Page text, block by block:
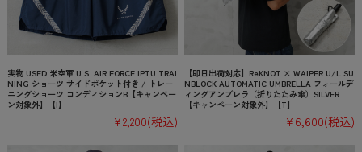
実物 USED 米空軍 U.S. AIR FORCE IPTU TRAI
NING ショーツ サイドポケット付き / トレー
ニングショーツ コンディションB【キャンペー
ン対象外】【I】
¥2,200(税込)
【即日出荷対応】ReKNOT × WAIPER U/L SU
NBLOCK AUTOMATIC UMBRELLA フォールデ
ィングアンブレラ（折りたたみ傘）SILVER
【キャンペーン対象外】【T】
¥6,600(税込)